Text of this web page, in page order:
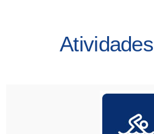
Atividades